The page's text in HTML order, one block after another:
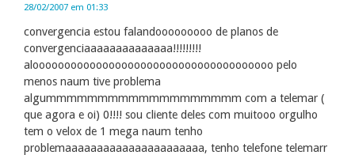
28/02/2007 em 01:33
convergencia estou falandooooooooo de planos de
convergenciaaaaaaaaaaaaaa!!!!!!!!!
aloooooooooooooooooooooooooooooooooooooo pelo
menos naum tive problema
algummmmmmmmmmmmmmmmmmm com a telemar (
que agora e oi) 0!!!! sou cliente deles com muitooo orgulho
tem o velox de 1 mega naum tenho
problemaaaaaaaaaaaaaaaaaaaaaa, tenho telefone telemarr